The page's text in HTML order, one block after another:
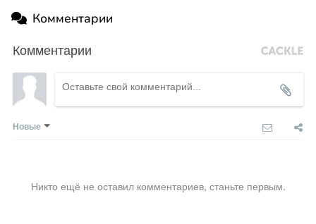
Комментарии
Комментарии
Новые
Никто ещё не оставил комментариев, станьте первым.